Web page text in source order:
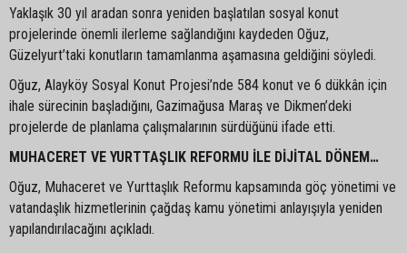
Yaklaşık 30 yıl aradan sonra yeniden başlatılan sosyal konut
projelerinde önemli ilerleme sağlandığını kaydeden Oğuz,
Güzelyurt’taki konutların tamamlanma aşamasına geldiğini söyledi.
Oğuz, Alayköy Sosyal Konut Projesi’nde 584 konut ve 6 dükkân için
ihale sürecinin başladığını, Gazimağusa Maraş ve Dikmen’deki
projelerde de planlama çalışmalarının sürdüğünü ifade etti.
MUHACERET VE YURTTAŞLIK REFORMU İLE DİJİTAL DÖNEM…
Oğuz, Muhaceret ve Yurttaşlık Reformu kapsamında göç yönetimi ve
vatandaşlık hizmetlerinin çağdaş kamu yönetimi anlayışıyla yeniden
yapılandırılacağını açıkladı.